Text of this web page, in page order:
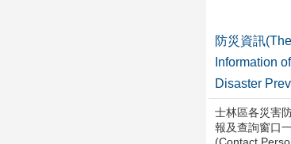
防災資訊(The
Information of
Disaster
士林區各災害
報及查詢窗口
(Contact